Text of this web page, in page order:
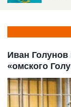
Иван
«омского